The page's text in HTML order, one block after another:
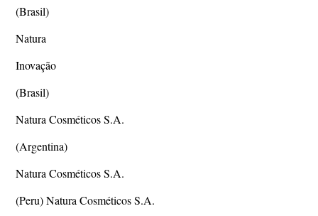
(Brasil)
Natura
Inovação
(Brasil)
Natura Cosméticos S.A.
(Argentina)
Natura Cosméticos S.A.
(Peru) Natura Cosméticos S.A.